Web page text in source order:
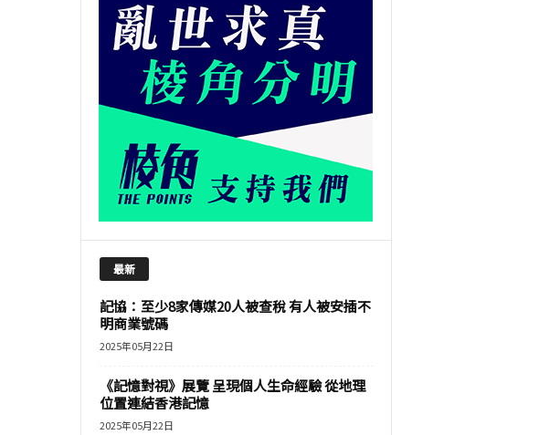
最新
記協：至少8家傳媒20人被查稅 有人被安插不
明商業號碼
2025年05月22日
《記憶對視》展覽 呈現個人生命經驗 從地理
位置連結香港記憶
2025年05月22日